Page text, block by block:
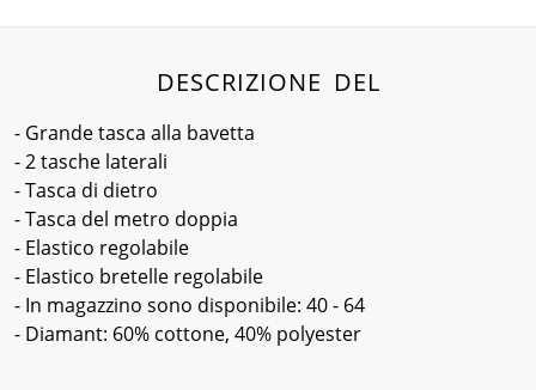
DESCRIZIONE DEL
- Grande tasca alla bavetta
- 2 tasche laterali
- Tasca di dietro
- Tasca del metro doppia
- Elastico regolabile
- Elastico bretelle regolabile
- In magazzino sono disponibile: 40 - 64
- Diamant: 60% cottone, 40% polyester